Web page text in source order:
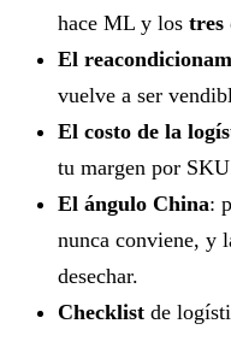
hace ML y los tres
El
vuelve a ser
El costo de la
tu margen por
El ángulo China:
nunca conviene, y
desechar.
Checklist de